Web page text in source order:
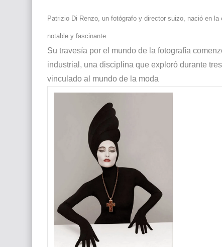
El mundo del arte en pintura surrealista
Patrizio Di Renzo, un fotógrafo y director suizo, nació en
notable y fascinante.
Su travesía por el mundo de la fotografía
industrial, una disciplina que exploró durante
vinculado al mundo de la moda